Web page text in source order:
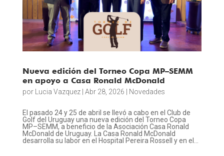
Nueva edición del Torneo Copa MP–SEMM
en apoyo a Casa Ronald McDonald
por Lucia Vazquez| Abr 28, 2026 Novedades
El pasado 24 y 25 de abril se llevó a cabo en el Club de
Golf del Uruguay una nueva edición del Torneo Copa
MP–SEMM, a beneficio de la Asociación Casa Ronald
McDonald de Uruguay. La Casa Ronald McDonald
desarrolla su labor en el Hospital Pereira Rossell y en el...